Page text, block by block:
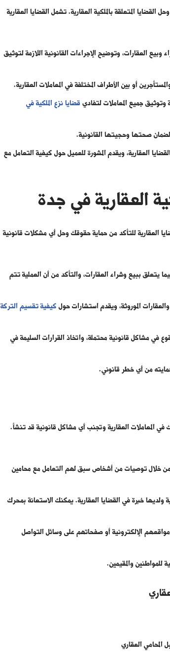
المتعلقة بالملكية العقارية. تشمل القضايا العقارية
وبيع العقارات، وتوضيح الإجراءات القانونية اللازمة لتوثيق
أو بين الأطراف المختلفة في المعاملات العقارية.
وتوثيق جميع المعاملات لتفاديقضايا نزع الملكية في
لضمان صحتها وحجيتها القانونية.
العقارية، ويقدم المشورة للعميل حول كيفية التعامل مع
العقارية في جدة
العقارية للتأكد من حماية حقوقك وحل أي مشكلات قانونية
يتعلق ببيع وشراء العقارات، والتأكد من أن العملية تتم
الموروثة، ويقدم استشارات حول كيفية تقسيم التركة
في مشاكل قانونية محتملة، واتخاذ القرارات السليمة في
من أي خطر قانوني.
المعاملات العقارية وتجنب أي مشاكل قانونية قد تنشأ.
خلال توصيات من أشخاص سبق لهم التعامل مع محامين
خبرة في القضايا العقارية. يمكنك الاستعانة بمحرك
الإلكترونية أو صفحاتهم على وسائل التواصل
للمواطنين والمقيمين.
المحامي العقاري